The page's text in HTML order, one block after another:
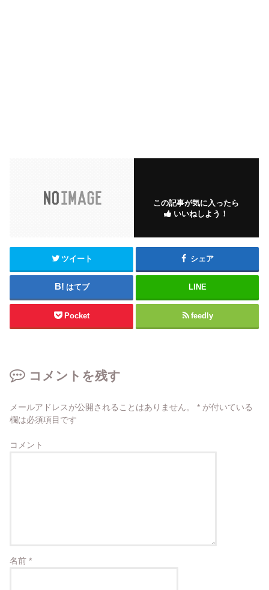
この記事が気に入ったら
いいねしよう！
ツイート シェア
はてブ LINE
Pocket feedly
コメントを残す
メールアドレスが公開されることはありません。 * が付いている
欄は必須項目です
コメント
名前*